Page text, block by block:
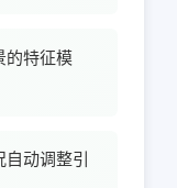
的特征模
动调整引